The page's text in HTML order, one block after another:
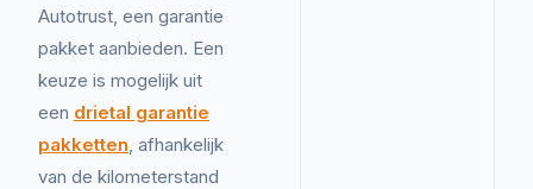
Autotrust, een garantie
pakket aanbieden. Een
keuze is mogelijk uit
een drietal garantie
pakketten, afhankelijk
van de kilometerstand